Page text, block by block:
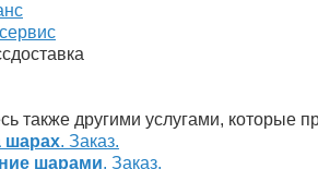
также другими услугами, которые
шарах. Заказ.
шарами. Заказ.